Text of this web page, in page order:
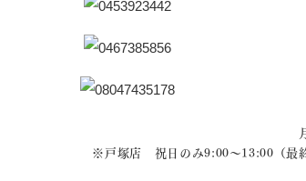
※戸塚店 祝日のみ9:00～13:00（最